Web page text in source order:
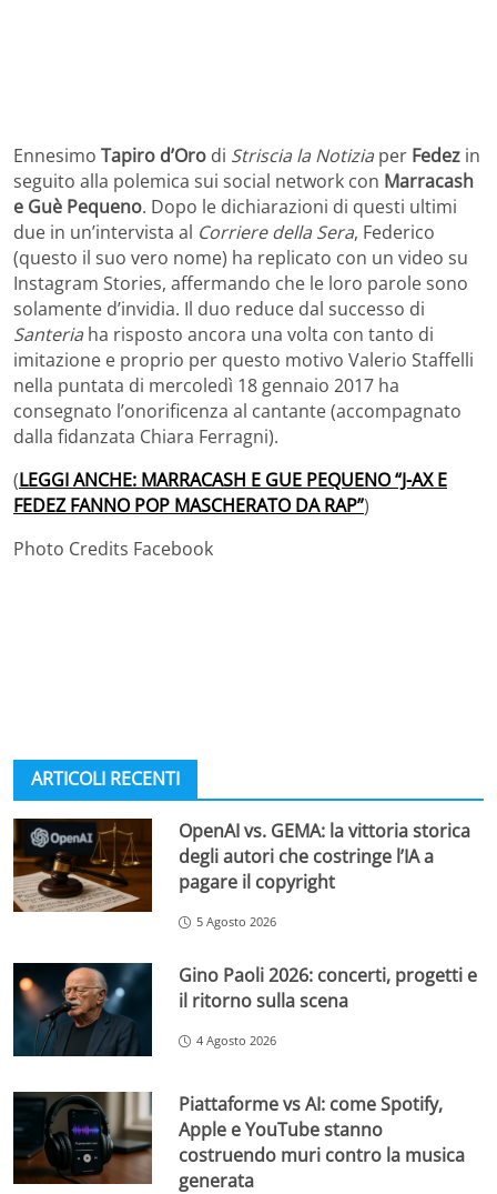
Ennesimo Tapiro d’Oro di Striscia la Notizia per Fedez in
seguito alla polemica sui social network con Marracash
e Guè Pequeno. Dopo le dichiarazioni di questi ultimi
due in un’intervista al Corriere della Sera, Federico
(questo il suo vero nome) ha replicato con un video su
Instagram Stories, affermando che le loro parole sono
solamente d’invidia. Il duo reduce dal successo di
Santeria ha risposto ancora una volta con tanto di
imitazione e proprio per questo motivo Valerio Staffelli
nella puntata di mercoledì 18 gennaio 2017 ha
consegnato l’onorificenza al cantante (accompagnato
dalla fidanzata Chiara Ferragni).
(LEGGI ANCHE: MARRACASH E GUE PEQUENO “J-AX E
FEDEZ FANNO POP MASCHERATO DA RAP”)
Photo Credits Facebook
ARTICOLI RECENTI
OpenAI vs. GEMA: la vittoria storica
degli autori che costringe l’IA a
pagare il copyright
5 Agosto 2026
Gino Paoli 2026: concerti, progetti e
il ritorno sulla scena
4 Agosto 2026
Piattaforme vs AI: come Spotify,
Apple e YouTube stanno
costruendo muri contro la musica
generata